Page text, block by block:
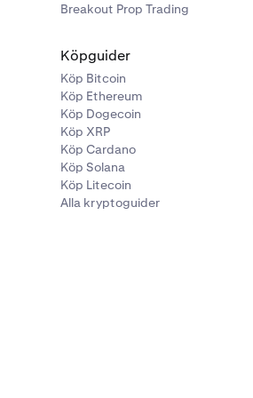
Breakout Prop Trading
Köpguider
Köp Bitcoin
Köp Ethereum
Köp Dogecoin
Köp XRP
Köp Cardano
Köp Solana
Köp Litecoin
Alla kryptoguider